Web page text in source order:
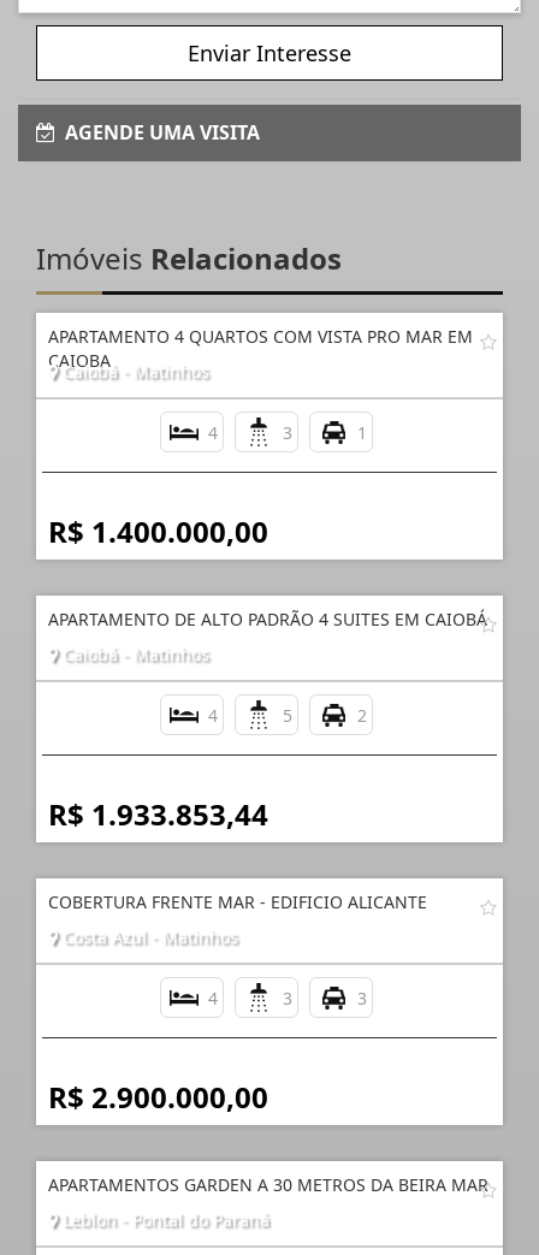
Enviar Interesse
AGENDE UMA VISITA
Imóveis Relacionados
APARTAMENTO 4 QUARTOS COM VISTA PRO MAR EM
CAIOBA
Caiobá - Matinhos
4 3 1
R$ 1.400.000,00
APARTAMENTO DE ALTO PADRÃO 4 SUITES EM CAIOBÁ
Caiobá - Matinhos
4 5 2
R$ 1.933.853,44
COBERTURA FRENTE MAR - EDIFICIO ALICANTE
Costa Azul - Matinhos
4 3 3
R$ 2.900.000,00
APARTAMENTOS GARDEN A 30 METROS DA BEIRA MAR
Leblon - Pontal do Paraná